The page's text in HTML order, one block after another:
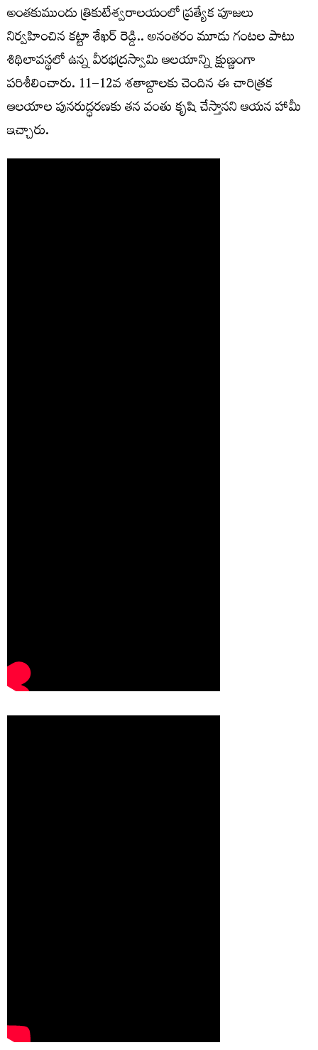
అంతకుముందు త్రికుటేశ్వరాలయంలో ప్రత్యేక పూజలు
నిర్వహించిన కట్టా శేఖర్ రెడ్డి.. అనంతరం మూడు గంటల పాటు
శిథిలావస్థలో ఉన్న వీరభద్రస్వామి ఆలయాన్ని క్షుణ్ణంగా
పరిశీలించారు. 11–12వ శతాబ్దాలకు చెందిన ఈ చారిత్రక
ఆలయాల పునరుద్ధరణకు తన వంతు కృషి చేస్తానని ఆయన హామీ
ఇచ్చారు.